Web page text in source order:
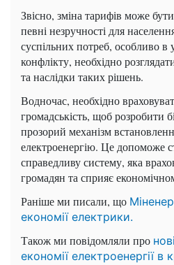
Звісно, ​​зміна тарифів може
певні незручності для
суспільних потреб, особливо в
конфлікту, необхідно
та наслідки таких рішень.
Водночас, необхідно
громадськість, щоб розробити
прозорий механізм
електроенергію. Це допоможе
справедливу систему, яка
громадян та сприяє
Раніше ми писали, що
економії електрики.
Також ми повідомляли про
економії електроенергії в